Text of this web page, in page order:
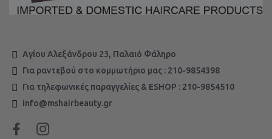
Αγίου Αλεξάνδρου 23, Παλαιό Φάληρο
Για ραντεβού στο κομμωτήριο μας : 210-9854398
Για τηλεφωνικές παραγγελίες & ESHOP : 210-9854510
info@mshairbeauty.gr